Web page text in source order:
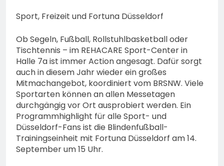
Sport, Freizeit und Fortuna Düsseldorf
Ob Segeln, Fußball, Rollstuhlbasketball oder
Tischtennis – im REHACARE Sport-Center in
Halle 7a ist immer Action angesagt. Dafür sorgt
auch in diesem Jahr wieder ein großes
Mitmachangebot, koordiniert vom BRSNW. Viele
Sportarten können an allen Messetagen
durchgängig vor Ort ausprobiert werden. Ein
Programmhighlight für alle Sport- und
Düsseldorf-Fans ist die Blindenfußball-
Trainingseinheit mit Fortuna Düsseldorf am 14.
September um 15 Uhr.